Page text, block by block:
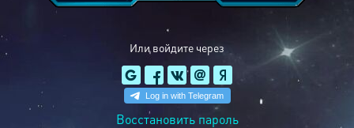
Или войдите через
Восстановить пароль